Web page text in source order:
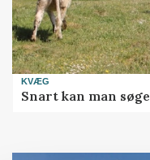
KVÆG
Snart kan man